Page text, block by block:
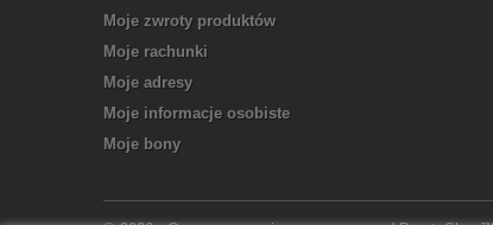
Moje zwroty produktów
Moje rachunki
Moje adresy
Moje informacje osobiste
Moje bony